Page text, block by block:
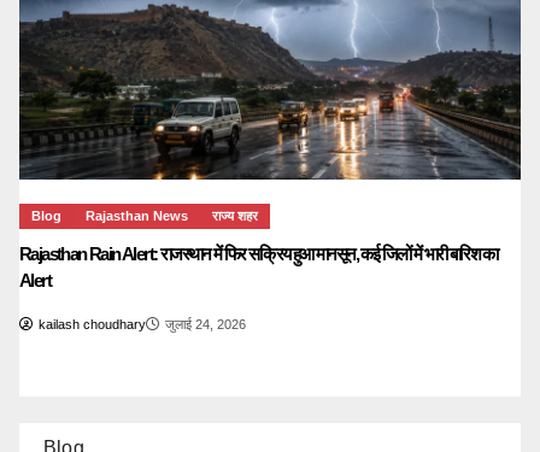
Blog Rajasthan News राज्य शहर
Rajasthan Rain Alert: राजस्थान में फिर सक्रिय हुआ मानसून, कई जिलों में भारी बारिश का
Alert
kailash choudhary जुलाई 24, 2026